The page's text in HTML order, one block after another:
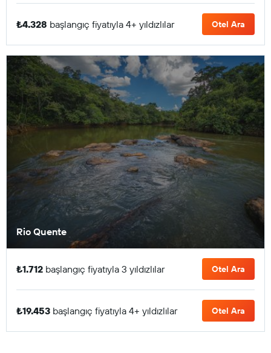
₺4.328 başlangıç fiyatıyla 4+ yıldızlılar Otel Ara
Rio Quente
₺1.712 başlangıç fiyatıyla 3 yıldızlılar Otel Ara
₺19.453 başlangıç fiyatıyla 4+ yıldızlılar Otel Ara